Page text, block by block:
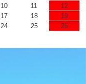
10 11
12
17 18
19
24 25
26